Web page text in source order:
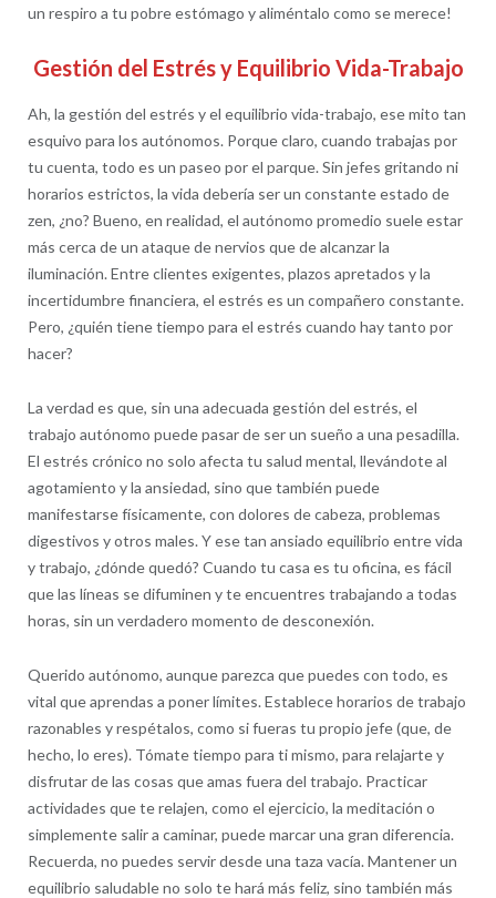
un respiro a tu pobre estómago y aliméntalo como se merece!
Gestión del Estrés y Equilibrio Vida-Trabajo
Ah, la gestión del estrés y el equilibrio vida-trabajo, ese mito tan
esquivo para los autónomos. Porque claro, cuando trabajas por
tu cuenta, todo es un paseo por el parque. Sin jefes gritando ni
horarios estrictos, la vida debería ser un constante estado de
zen, ¿no? Bueno, en realidad, el autónomo promedio suele estar
más cerca de un ataque de nervios que de alcanzar la
iluminación. Entre clientes exigentes, plazos apretados y la
incertidumbre financiera, el estrés es un compañero constante.
Pero, ¿quién tiene tiempo para el estrés cuando hay tanto por
hacer?
La verdad es que, sin una adecuada gestión del estrés, el
trabajo autónomo puede pasar de ser un sueño a una pesadilla.
El estrés crónico no solo afecta tu salud mental, llevándote al
agotamiento y la ansiedad, sino que también puede
manifestarse físicamente, con dolores de cabeza, problemas
digestivos y otros males. Y ese tan ansiado equilibrio entre vida
y trabajo, ¿dónde quedó? Cuando tu casa es tu oficina, es fácil
que las líneas se difuminen y te encuentres trabajando a todas
horas, sin un verdadero momento de desconexión.
Querido autónomo, aunque parezca que puedes con todo, es
vital que aprendas a poner límites. Establece horarios de trabajo
razonables y respétalos, como si fueras tu propio jefe (que, de
hecho, lo eres). Tómate tiempo para ti mismo, para relajarte y
disfrutar de las cosas que amas fuera del trabajo. Practicar
actividades que te relajen, como el ejercicio, la meditación o
simplemente salir a caminar, puede marcar una gran diferencia.
Recuerda, no puedes servir desde una taza vacía. Mantener un
equilibrio saludable no solo te hará más feliz, sino también más